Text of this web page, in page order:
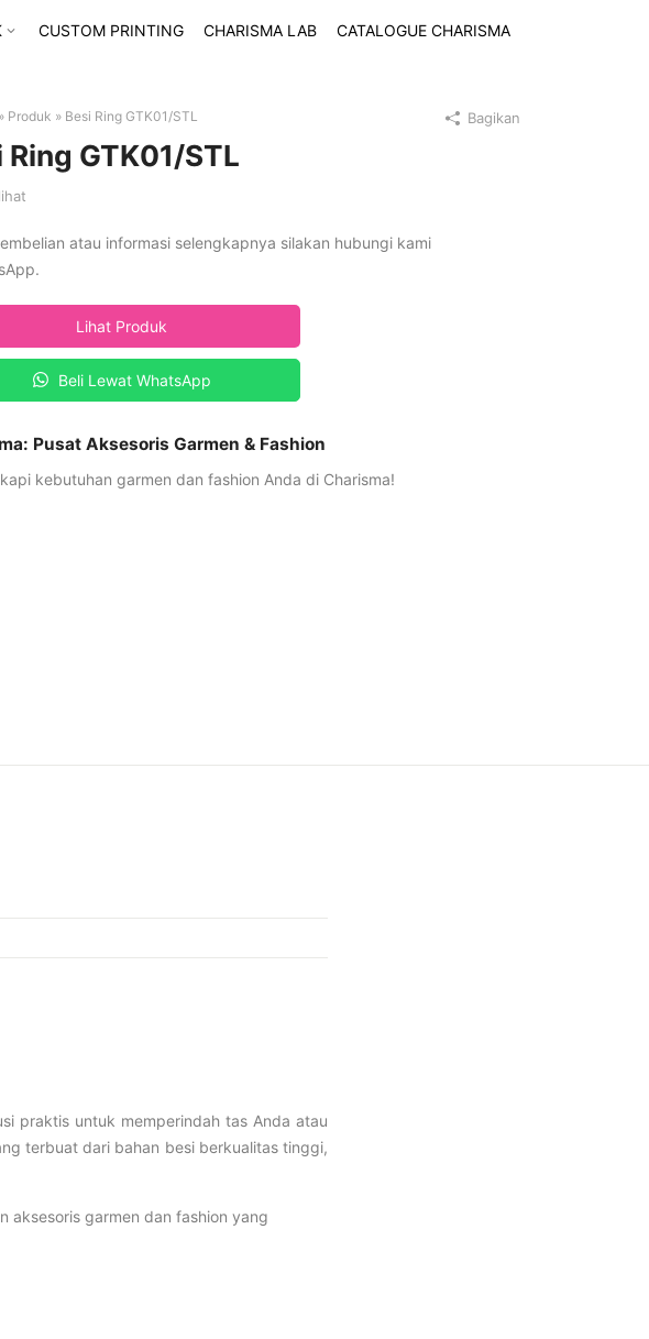
CUSTOM PRINTING CHARISMA LAB CATALOGUE CHARISMA
» Produk » Besi Ring GTK01/STL
Ring GTK01/STL
atau informasi selengkapnya silakan hubungi kami
Lihat Produk
Beli Lewat WhatsApp
Pusat Aksesoris Garmen & Fashion
kebutuhan garmen dan fashion Anda di Charisma!
Bagikan
praktis untuk memperindah tas Anda atau
terbuat dari bahan besi berkualitas tinggi,
aksesoris garmen dan fashion yang